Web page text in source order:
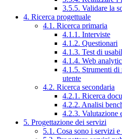
3.5.5. Validare la
4. Ricerca progettuale
4.1. Ricerca primaria
4.1.1. Interviste
4.1.2. Questionari
4.1.3. Test di
4.1.4. Web
4.1.5. Strumenti di
utente
4.2. Ricerca secondaria
4.2.1. Ricerca
4.2.2. Analisi
4.2.3. Valutazione
5. Progettazione dei servizi
5.1. Cosa sono i servizi